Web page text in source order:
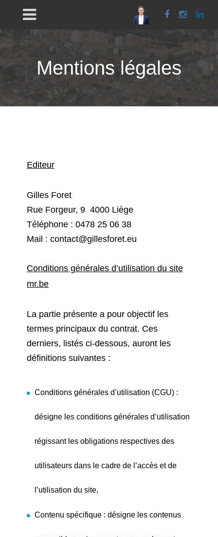
Mentions légales
Editeur
Gilles Foret
Rue Forgeur, 9 4000 Liège
Téléphone : 0478 25 06 38
Mail : contact@gillesforet.eu
Conditions générales d’utilisation du site
mr.be
La partie présente a pour objectif les
termes principaux du contrat. Ces
derniers, listés ci-dessous, auront les
définitions suivantes :
Conditions générales d’utilisation (CGU) :
désigne les conditions générales d’utilisation
régissant les obligations respectives des
utilisateurs dans le cadre de l’accès et de
l’utilisation du site,
Contenu spécifique : désigne les contenus